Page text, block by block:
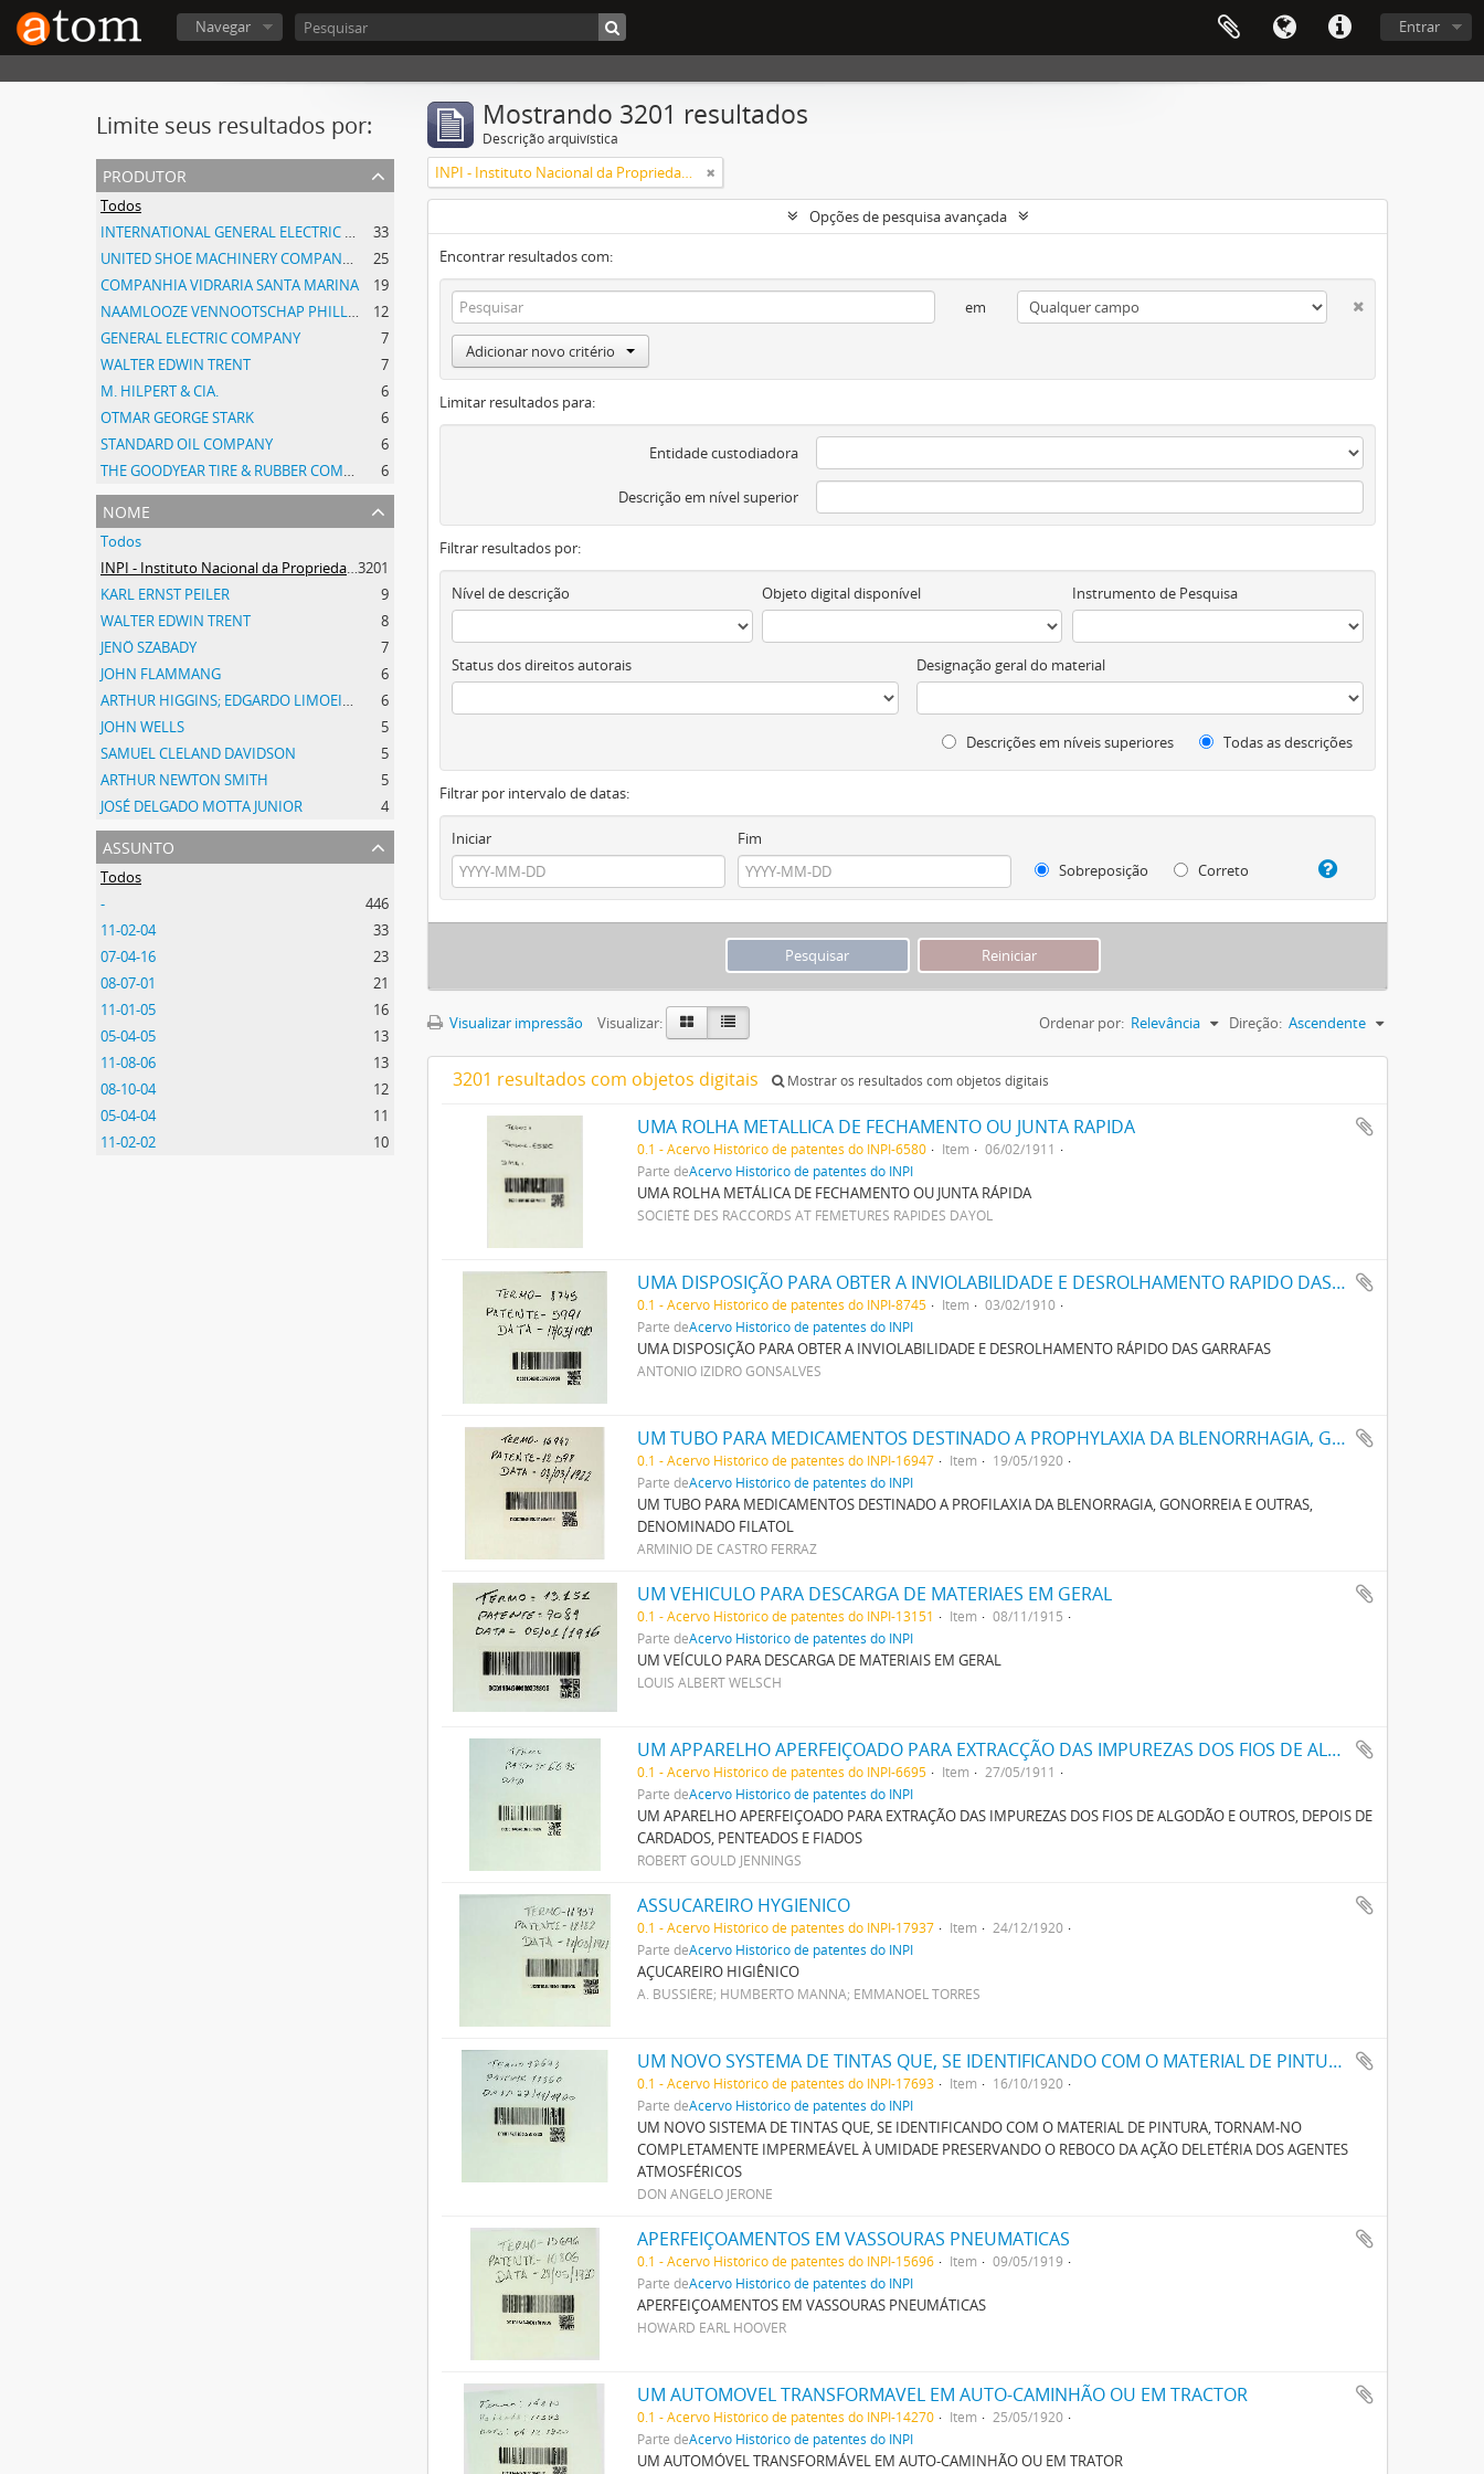
Entrar
Navegar
Limite seus resultados por:
produtor
Todos
INTERNATIONAL GENERAL ELECTRIC COMPANY, INCORPORATED
33
UNITED SHOE MACHINERY COMPANY OF SOUTH AMERICA
25
COMPANHIA VIDRARIA SANTA MARINA
19
NAAMLOOZE VENNOOTSCHAP PHILLIPS GLOEILAMPENFABRIEKEN
12
GENERAL ELECTRIC COMPANY
7
WALTER EDWIN TRENT
7
M. HILPERT & CIA.
6
OTMAR GEORGE STARK
6
STANDARD OIL COMPANY
6
THE GOODYEAR TIRE & RUBBER COMPANY
6
nome
Todos
INPI - Instituto Nacional da Propriedade Industrial3201
KARL ERNST PEILER
9
WALTER EDWIN TRENT
8
JENÖ SZABADY
7
JOHN FLAMMANG
6
ARTHUR HIGGINS; EDGARDO LIMOEIRO
6
JOHN WELLS
5
SAMUEL CLELAND DAVIDSON
5
ARTHUR NEWTON SMITH
5
JOSÉ DELGADO MOTTA JUNIOR
4
assunto
Todos
-
446
11-02-04
33
07-04-16
23
08-07-01
21
11-01-05
16
05-04-05
13
11-08-06
13
08-10-04
12
05-04-04
11
11-02-02
10
Mostrando 3201 resultados
Descrição arquivística
INPI - Instituto Nacional da Propriedade Industrial
Opções de pesquisa avançada
Encontrar resultados com:
em
Adicionar novo critério
Limitar resultados para:
Entidade custodiadora
Descrição em nível superior
Filtrar resultados por:
Nível de descrição Objeto digital disponível Instrumento de Pesquisa
Status dos direitos autorais Designação geral do material
Descrições em níveis superiores Todas as descrições
Filtrar por intervalo de datas:
Iniciar
Fim
Sobreposição
Correto
Visualizar impressão Visualizar: Ordenar por: Relevância Direção: Ascendente
3201 resultados com objetos digitais Mostrar os resultados com objetos digitais
UMA ROLHA METALLICA DE FECHAMENTO OU JUNTA RAPIDA
0.1 - Acervo Histórico de patentes do INPI-6580 Item
06/02/1911
Parte deAcervo Histórico de patentes do INPI
UMA ROLHA METÁLICA DE FECHAMENTO OU JUNTA RÁPIDA
SOCIÉTÉ DES RACCORDS AT FEMETURES RAPIDES DAYOL
UMA DISPOSIÇÃO PARA OBTER A INVIOLABILIDADE E DESROLHAMENTO RAPIDO DAS GARRAFAS
0.1 - Acervo Histórico de patentes do INPI-8745 Item
03/02/1910
Parte deAcervo Histórico de patentes do INPI
UMA DISPOSIÇÃO PARA OBTER A INVIOLABILIDADE E DESROLHAMENTO RÁPIDO DAS GARRAFAS
ANTONIO IZIDRO GONSALVES
UM TUBO PARA MEDICAMENTOS DESTINADO A PROPHYLAXIA DA BLENORRHAGIA, GONORRHEIA E OUTRAS, DENOMINADO FILATTOL
0.1 - Acervo Histórico de patentes do INPI-16947 Item
19/05/1920
Parte deAcervo Histórico de patentes do INPI
UM TUBO PARA MEDICAMENTOS DESTINADO A PROFILAXIA DA BLENORRAGIA, GONORREIA E OUTRAS,
DENOMINADO FILATOL
ARMINIO DE CASTRO FERRAZ
UM VEHICULO PARA DESCARGA DE MATERIAES EM GERAL
0.1 - Acervo Histórico de patentes do INPI-13151 Item
08/11/1915
Parte deAcervo Histórico de patentes do INPI
UM VEÍCULO PARA DESCARGA DE MATERIAIS EM GERAL
LOUIS ALBERT WELSCH
UM APPARELHO APERFEIÇOADO PARA EXTRACÇÃO DAS IMPUREZAS DOS FIOS DE ALGODÃO E OUTROS, DEPOIS DE CARDADOS, PENTEADOS E FIADOS
0.1 - Acervo Histórico de patentes do INPI-6695 Item
27/05/1911
Parte deAcervo Histórico de patentes do INPI
UM APARELHO APERFEIÇOADO PARA EXTRAÇÃO DAS IMPUREZAS DOS FIOS DE ALGODÃO E OUTROS, DEPOIS DE
CARDADOS, PENTEADOS E FIADOS
ROBERT GOULD JENNINGS
ASSUCAREIRO HYGIENICO
0.1 - Acervo Histórico de patentes do INPI-17937 Item
24/12/1920
Parte deAcervo Histórico de patentes do INPI
AÇUCAREIRO HIGIÊNICO
A. BUSSIÉRE; HUMBERTO MANNA; EMMANOEL TORRES
UM NOVO SYSTEMA DE TINTAS QUE, SE IDENTIFICANDO COM O MATERIAL DE PINTURA, TORNAM-NO COMPLETAMENTE IMPERMEAVEL A HUMIDADE PRESERVANDO O REBOCO DA ACÇÃO DELETERIA DOS AGENTES ATMOSPHERICOS
0.1 - Acervo Histórico de patentes do INPI-17693 Item
16/10/1920
Parte deAcervo Histórico de patentes do INPI
UM NOVO SISTEMA DE TINTAS QUE, SE IDENTIFICANDO COM O MATERIAL DE PINTURA, TORNAM-NO
COMPLETAMENTE IMPERMEÁVEL À UMIDADE PRESERVANDO O REBOCO DA AÇÃO DELETÉRIA DOS AGENTES
ATMOSFÉRICOS
DON ANGELO JERONE
APERFEIÇOAMENTOS EM VASSOURAS PNEUMATICAS
0.1 - Acervo Histórico de patentes do INPI-15696 Item
09/05/1919
Parte deAcervo Histórico de patentes do INPI
APERFEIÇOAMENTOS EM VASSOURAS PNEUMÁTICAS
HOWARD EARL HOOVER
UM AUTOMOVEL TRANSFORMAVEL EM AUTO-CAMINHÃO OU EM TRACTOR
0.1 - Acervo Histórico de patentes do INPI-14270 Item
25/05/1920
Parte deAcervo Histórico de patentes do INPI
UM AUTOMÓVEL TRANSFORMÁVEL EM AUTO-CAMINHÃO OU EM TRATOR